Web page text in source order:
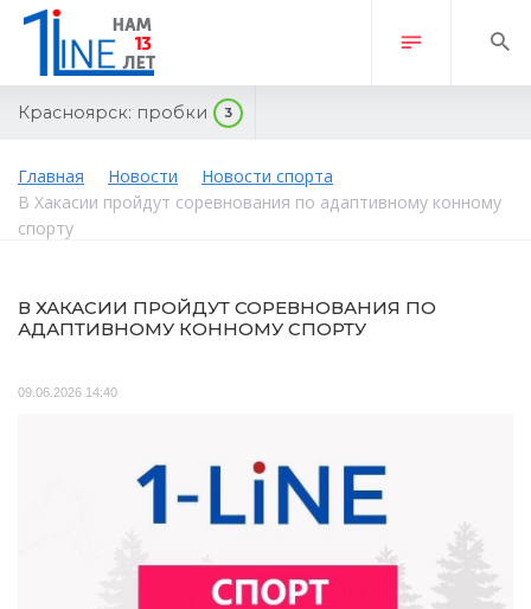
Красноярск: пробки 3
Главная Новости
Новости спорта
В Хакасии пройдут соревнования по адаптивному конному
спорту
В ХАКАСИИ ПРОЙДУТ СОРЕВНОВАНИЯ ПО
АДАПТИВНОМУ КОННОМУ СПОРТУ
09.06.2026 14:40